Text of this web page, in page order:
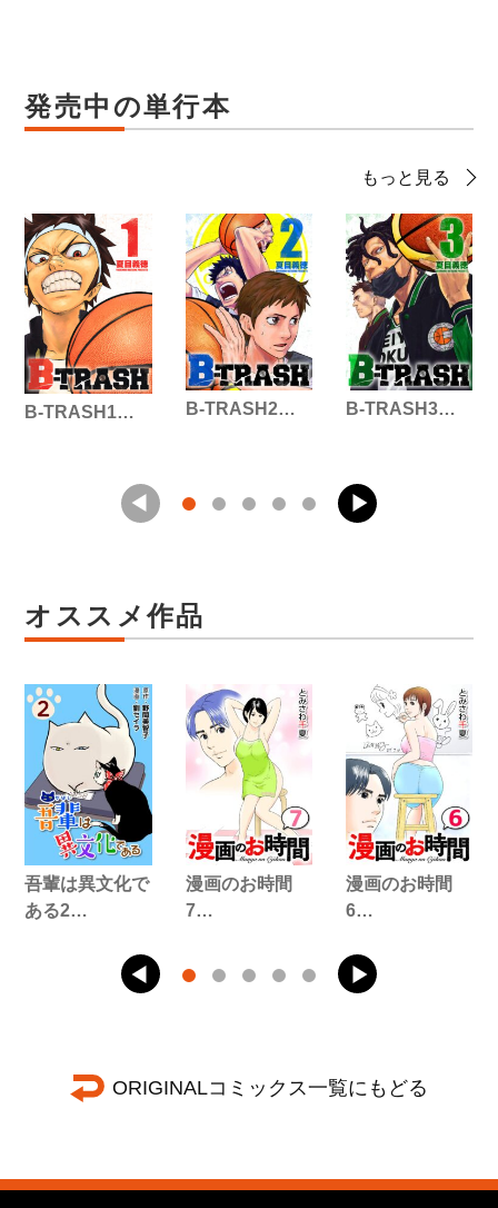
発売中の単行本
もっと見る
B-TRASH1… B-TRASH2… B-TRASH3…
オススメ作品
吾輩は異文化で
ある2…
漫画のお時間
7…
漫画のお時間
6…
ORIGINALコミックス一覧にもどる